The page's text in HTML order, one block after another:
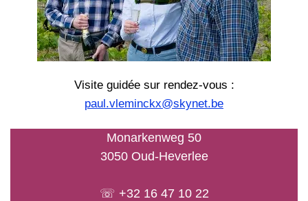
Visite guidée sur rendez-vous :
paul.vleminckx@skynet.be
Monarkenweg 50
3050 Oud-Heverlee
☏ +32 16 47 10 22